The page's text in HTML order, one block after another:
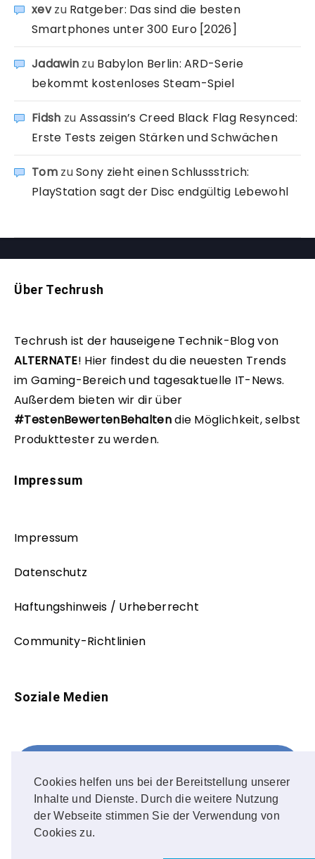
Cookies helfen uns bei der Bereitstellung unserer
Inhalte und Dienste. Durch die weitere Nutzung
der Webseite stimmen Sie der Verwendung von
Cookies zu.
xevzu Ratgeber: Das sind die besten
Smartphones unter 300 Euro [2026]
Jadawin zu Babylon Berlin: ARD-Serie
bekommt kostenloses Steam-Spiel
Fidsh zu Assassin’s Creed Black Flag Resynced:
Erste Tests zeigen Stärken und Schwächen
TomzuSony zieht einen Schlussstrich:
PlayStation sagt der Disc endgültig Lebewohl
Über Techrush
Techrush ist der hauseigene Technik-Blog von
ALTERNATE! Hier findest du die neuesten Trends
im Gaming-Bereich und tagesaktuelle IT-News.
Außerdem bieten wir dir über
#TestenBewertenBehaltendie Möglichkeit, selbst
Produkttester zu werden.
Impressum
Impressum
Datenschutz
Haftungshinweis / Urheberrecht
Community-Richtlinien
Soziale Medien
FOLLOW ME!
Instagram
OUR PHOTOS!